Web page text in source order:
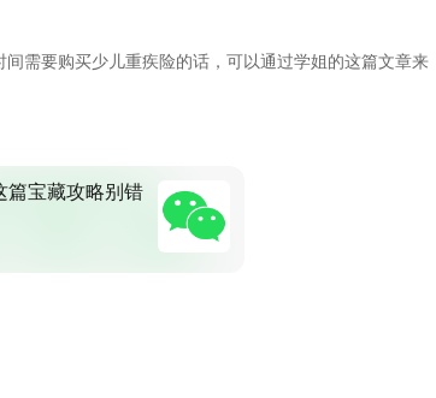
需要购买少儿重疾险的话，可以通过学姐的这篇文章来
篇宝藏攻略别错